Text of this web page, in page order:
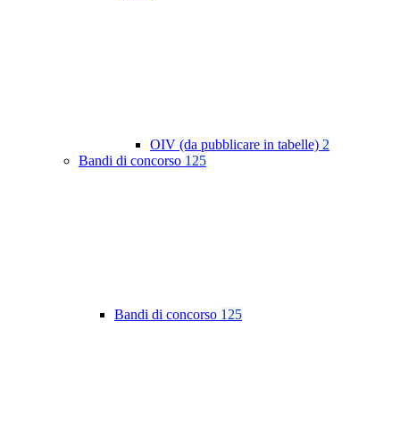
OIV (da pubblicare in tabelle) 2
Bandi di concorso 125
Bandi di concorso 125